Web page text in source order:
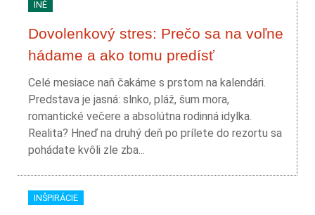
INÉ
Dovolenkový stres: Prečo sa na voľne
hádame a ako tomu predísť
Celé mesiace naň čakáme s prstom na kalendári.
Predstava je jasná: slnko, pláž, šum mora,
romantické večere a absolútna rodinná idylka.
Realita? Hneď na druhý deň po prílete do rezortu sa
pohádate kvôli zle zba...
INŠPIRÁCIE